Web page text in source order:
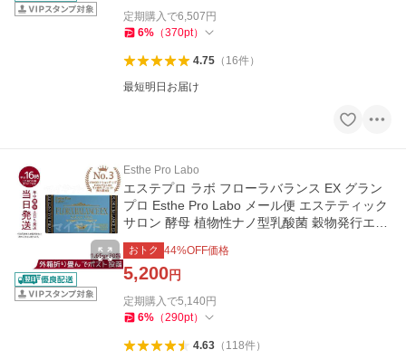
定期購入で6,507 円
6% （370pt）
4.75（ 16件）
最短明日お届け
Esthe Pro Labo
エステプロ ラボ フローラバランス EX グラン
プロ Esthe Pro Labo メール便 エステティック
サロン 酵母 植物性ナノ型乳酸菌 穀物発行エキ
ス アミノ酸
おトク 44%OFF価格
5,200円
定期購入で5,140 円
6% （290pt）
4.63（ 118件）